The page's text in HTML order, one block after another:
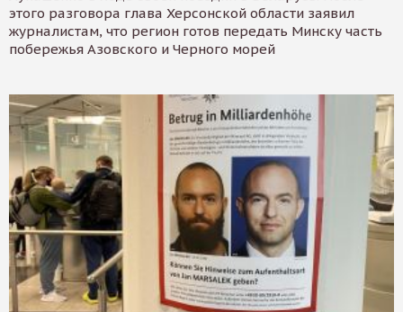
этого разговора глава Херсонской области заявил
журналистам, что регион готов передать Минску часть
побережья Азовского и Черного морей